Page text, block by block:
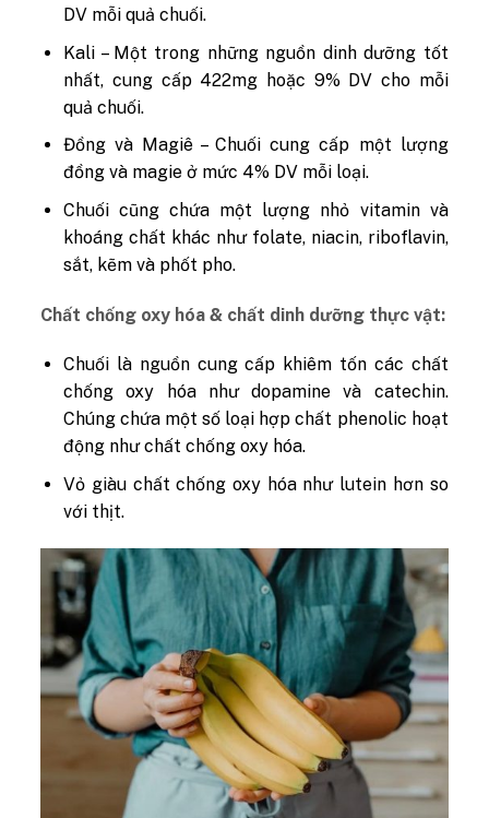
DV mỗi quả chuối.
Kali – Một trong những nguồn dinh dưỡng tốt
nhất, cung cấp 422mg hoặc 9% DV cho mỗi
quả chuối.
Đồng và Magiê – Chuối cung cấp một lượng
đồng và magie ở mức 4% DV mỗi loại.
Chuối cũng chứa một lượng nhỏ vitamin và
khoáng chất khác như folate, niacin, riboflavin,
sắt, kẽm và phốt pho.
Chất chống oxy hóa & chất dinh dưỡng thực vật:
Chuối là nguồn cung cấp khiêm tốn các chất
chống oxy hóa như dopamine và catechin.
Chúng chứa một số loại hợp chất phenolic hoạt
động như chất chống oxy hóa.
Vỏ giàu chất chống oxy hóa như lutein hơn so
với thịt.